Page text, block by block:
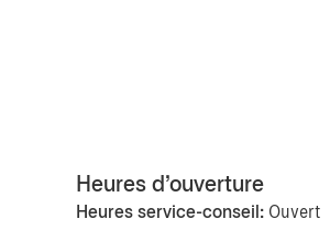
Heures d'ouverture
Heures service-conseil: Ouvert